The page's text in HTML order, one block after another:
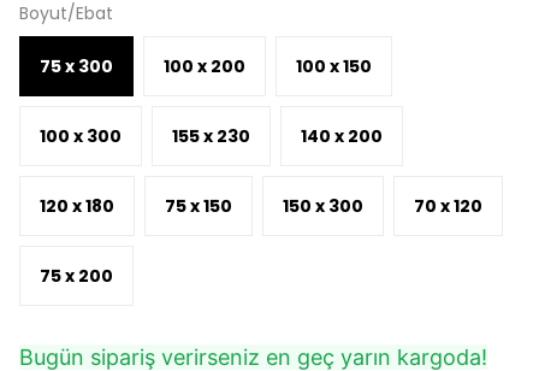
Boyut/Ebat
75 x 300 100 x 200 100 x 150
100 x 300 155 x 230 140 x 200
120 x 180 75 x 150 150 x 300 70 x 120
75 x 200
Bugün sipariş verirseniz en geç yarın kargoda!